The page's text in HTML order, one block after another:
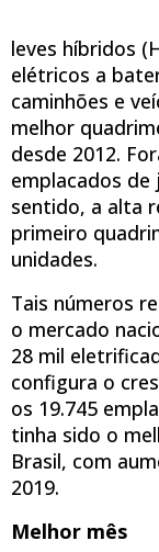
leves híbridos
elétricos a
caminhões e
melhor
desde 2012.
emplacados de
sentido, a alta
primeiro
unidades.
Tais números
o mercado
28 mil
configura o
os 19.745
tinha sido o
Brasil, com
2019.
Melhor mês